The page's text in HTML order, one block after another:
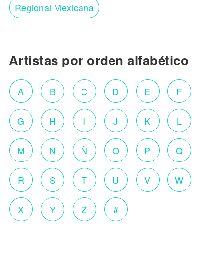
Regional Mexicana
Artistas por orden alfabético
A B C D E F
G H I J K L
M N Ñ O P Q
R S T U V W
X Y Z #